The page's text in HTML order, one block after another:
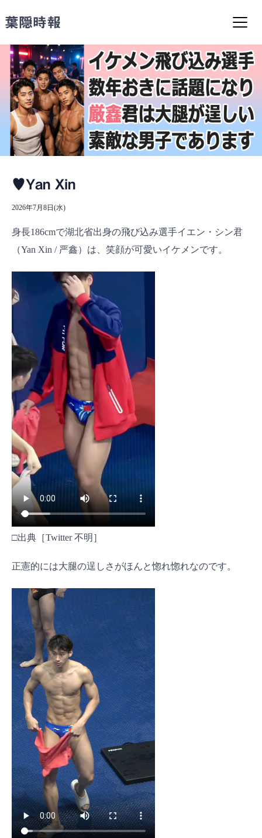
ン葉隠時報
♥Yan Xin
2026年7月8日(水)
身長186cmで湖北省出身の飛び込み選手イエン・シン君
（Yan Xin / 严鑫）は、笑顔が可愛いイケメンです。
□出典［Twitter 不明］
正憲的には大腿の逞しさがほんと惚れ惚れなのです。